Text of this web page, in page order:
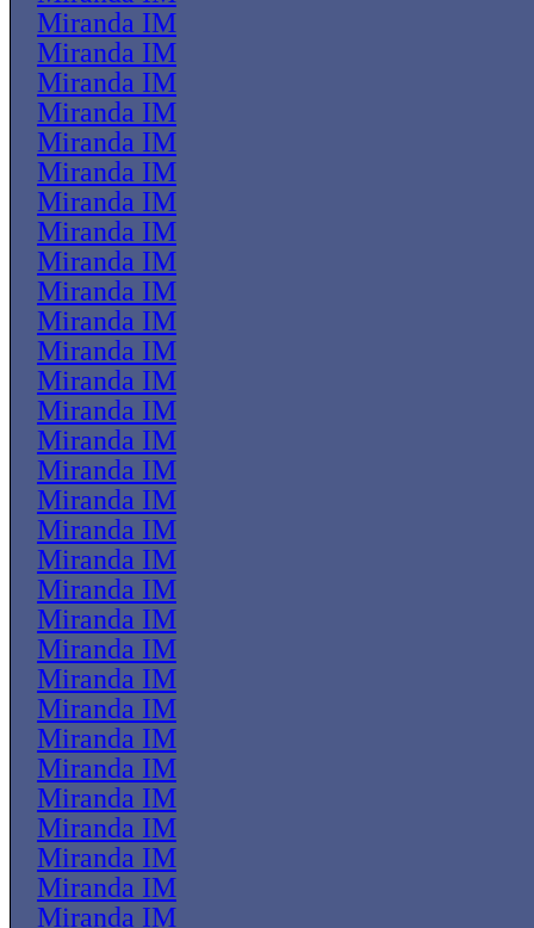
Miranda IM
Miranda IM
Miranda IM
Miranda IM
Miranda IM
Miranda IM
Miranda IM
Miranda IM
Miranda IM
Miranda IM
Miranda IM
Miranda IM
Miranda IM
Miranda IM
Miranda IM
Miranda IM
Miranda IM
Miranda IM
Miranda IM
Miranda IM
Miranda IM
Miranda IM
Miranda IM
Miranda IM
Miranda IM
Miranda IM
Miranda IM
Miranda IM
Miranda IM
Miranda IM
Miranda IM